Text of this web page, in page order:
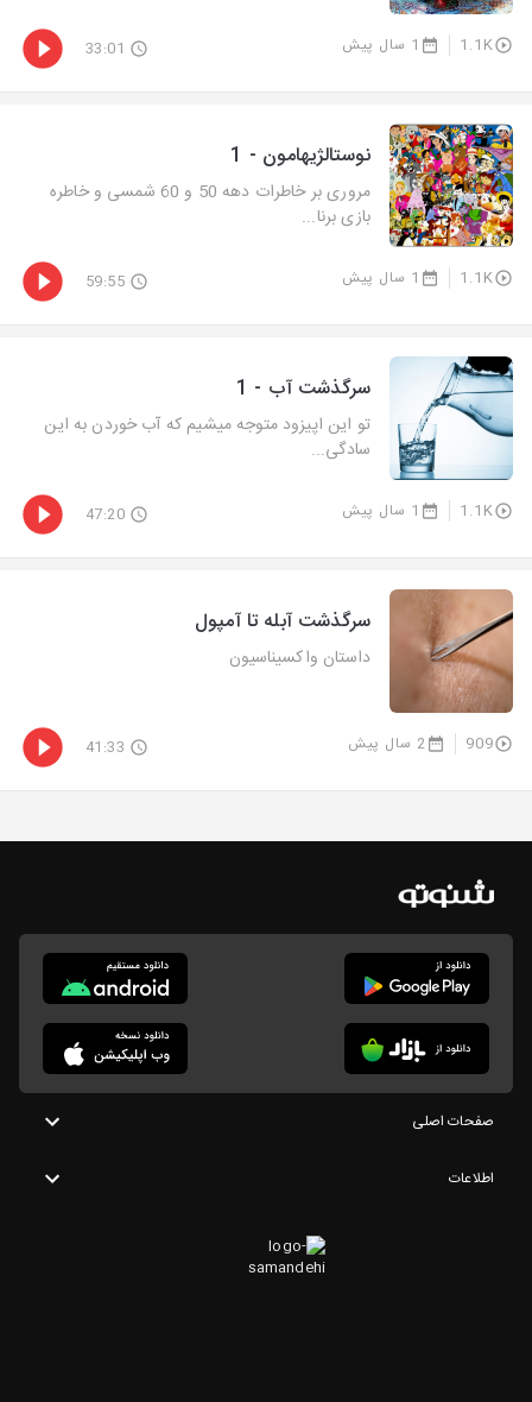
1.1K 1 سال پیش 33:01
نوستالژیهامون - 1
مروری بر خاطرات دهه 50 و 60 شمسی و خاطره
بازی برنا...
1.1K 1 سال پیش 59:55
سرگذشت آب - 1
تو این اپیزود متوجه میشیم که آب خوردن به این
سادگی...
1.1K 1 سال پیش 47:20
سرگذشت آبله تا آمپول
داستان واکسیناسیون
909 2 سال پیش 41:33
صفحات اصلی
اطلاعات